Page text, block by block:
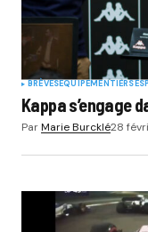
BRÈVESEQUIPEMENTIERS
Kappa s’engage
ParMarie Burcklé28